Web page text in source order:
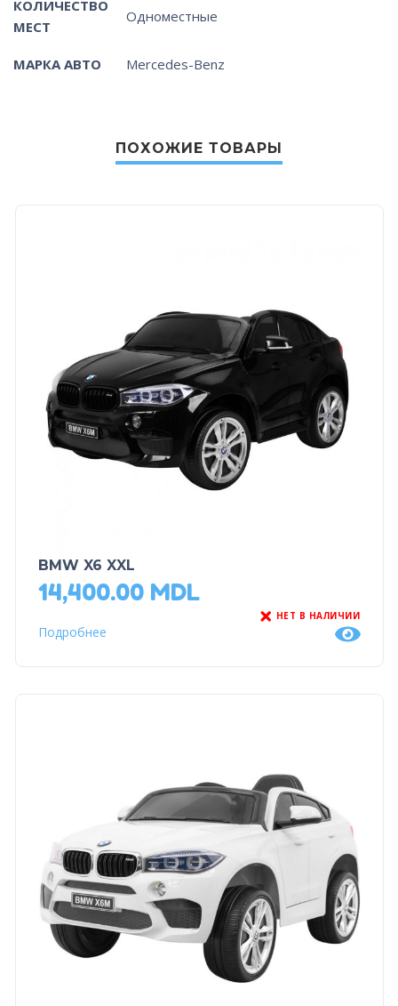
КОЛИЧЕСТВО
МЕСТ
Одноместные
МАРКА АВТО Mercedes-Benz
ПОХОЖИЕ ТОВАРЫ
BMW X6 XXL
14,400.00 MDL
НЕТ В НАЛИЧИИ
Подробнее